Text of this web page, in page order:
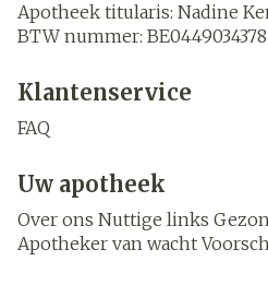
Apotheek titularis: Nadine
BTW nummer: BE0449034378
Klantenservice
FAQ
Uw apotheek
Over ons Nuttige links
Apotheker van wacht